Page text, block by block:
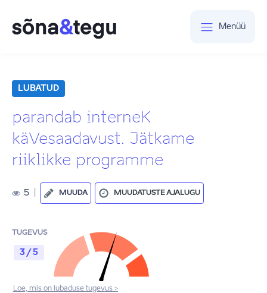
Menüü
LUBATUD
parandab interneK
käVesaadavust. Jätkame
riiklikke programme
5 MUUDA MUUDATUSTE AJALUGU
TUGEVUS
3 / 5
Loe, mis on lubaduse tugevus >